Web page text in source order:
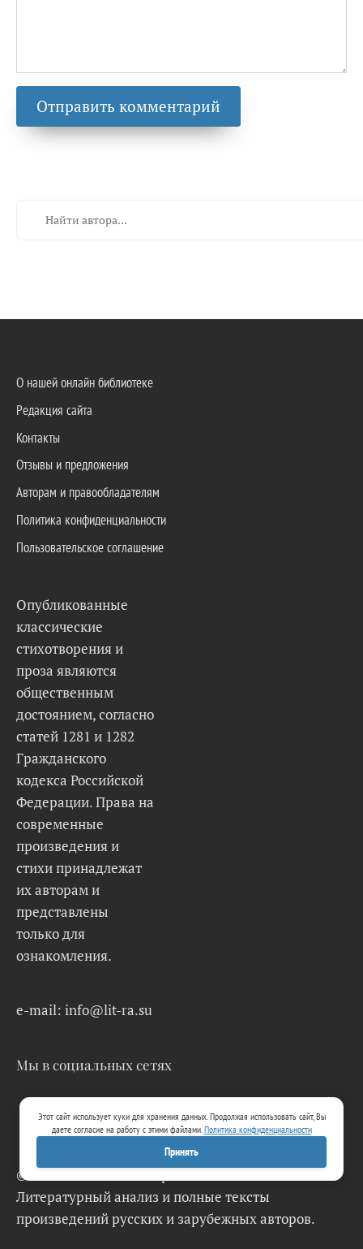
О нашей онлайн библиотеке
Редакция сайта
Контакты
Отзывы и предложения
Авторам и правообладателям
Политика конфиденциальности
Пользовательское соглашение
Опубликованные
классические
стихотворения и
проза являются
общественным
достоянием, согласно
статей 1281 и 1282
Гражданского
кодекса Российской
Федерации. Права на
современные
произведения и
стихи принадлежат
их авторам и
представлены
только для
ознакомления.
e-mail: info@lit-ra.su
Мы в социальных сетях
© 2026 Lit-Ra.su. Электронная библиотека.
Литературный анализ и полные тексты
произведений русских и зарубежных авторов.
Этот сайт использует куки для хранения данных. Продолжая использовать сайт, Вы
даете согласие на работу с этими файлами.Политика конфиденциальности
Принять